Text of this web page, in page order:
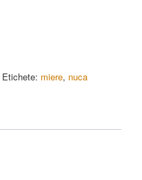
Etichete: miere, nuca